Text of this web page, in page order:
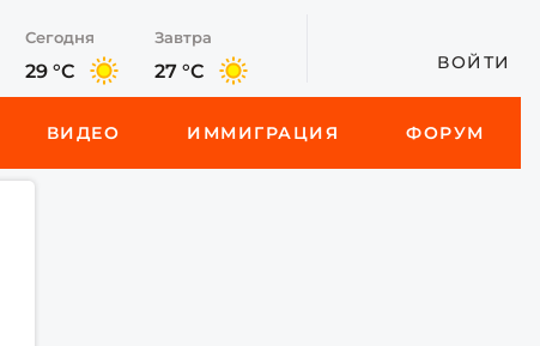
Сегодня
29 °C
Завтра
27 °C ВОЙТИ
ВИДЕО ИММИГРАЦИЯ ФОРУМ